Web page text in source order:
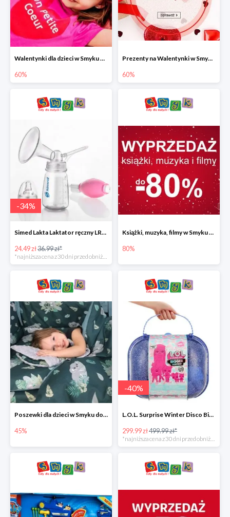
Walentynki dla dzieci w Smyku do -60%
60%
Prezenty na Walentynki w Smyku do -60%
60%
-34%
Simed Lakta Laktator ręczny LR-8 -34%
24.49 zł36.99 zł*
*najniższa cena z 30 dni przed obniżką
Książki, muzyka, filmy w Smyku do -80%
80%
Poszewki dla dzieci w Smyku do -45%
45%
-40%
L.O.L. Surprise Winter Disco Bigger Surprise Zestaw laleczek w walizce -40%
299.99 zł499.99 zł*